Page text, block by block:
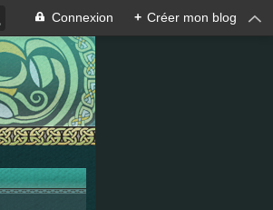
Connexion + Créer mon blog